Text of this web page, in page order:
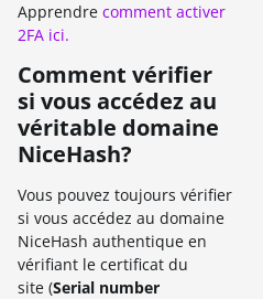
Apprendre comment activer
2FA ici.
Comment vérifier
si vous accédez au
véritable domaine
NiceHash?
Vous pouvez toujours vérifier
si vous accédez au domaine
NiceHash authentique en
vérifiant le certificat du
site (Serial number